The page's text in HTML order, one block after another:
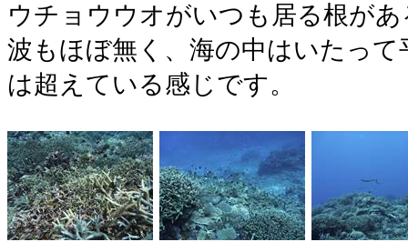
ウチョウウオがいつも居る根が
波もほぼ無く、海の中はいたって
は超えている感じです。